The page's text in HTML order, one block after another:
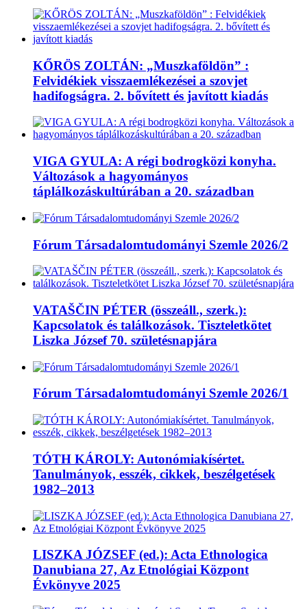
KŐRÖS ZOLTÁN: „Muszkaföldön” :
Felvidékiek visszaemlékezései a szovjet
hadifogságra. 2. bővített és javított kiadás
VIGA GYULA: A régi bodrogközi konyha.
Változások a hagyományos
táplálkozáskultúrában a 20. században
Fórum Társadalomtudományi Szemle 2026/2
VATAŠČIN PÉTER (összeáll., szerk.):
Kapcsolatok és találkozások. Tiszteletkötet
Liszka József 70. születésnapjára
Fórum Társadalomtudományi Szemle 2026/1
TÓTH KÁROLY: Autonómiakísértet.
Tanulmányok, esszék, cikkek, beszélgetések
1982–2013
LISZKA JÓZSEF (ed.): Acta Ethnologica
Danubiana 27, Az Etnológiai Központ
Évkönyve 2025